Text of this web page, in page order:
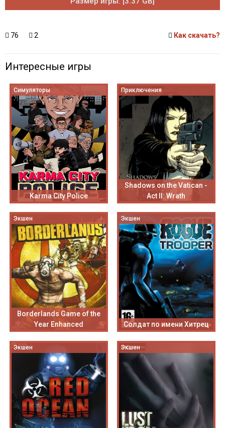
76 2 Как скачать?
Интересные игры
Симуляторы
Karma City Police
Приключения
Shadows on the Vatican -
Act II: Wrath
Экшен
Borderlands Game of the
Year Enhanced
Экшен
Солдат по имени Хитрец
Экшен Экшен